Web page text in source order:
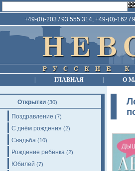
+49-(0)-203 / 93 555 314, +49-(0)-162 /
ГЛАВНАЯ О
Открытки (30)
Поздравление (7)
С днём рождения (2)
Свадьба (10)
Рождение ребёнка (2)
Юбилей (7)